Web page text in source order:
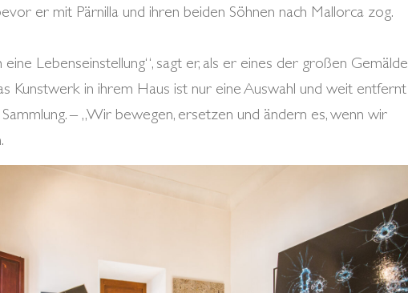
er mit Pärnilla und ihren beiden Söhnen nach Mallorca zog.
eine Lebenseinstellung“, sagt er, als er eines der großen Gemälde
Kunstwerk in ihrem Haus ist nur eine Auswahl und weit entfernt
– „Wir bewegen, ersetzen und ändern es, wenn wir